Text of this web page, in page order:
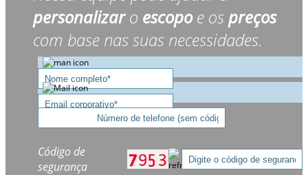
personalizaro escopoe ospreços
com base nas suas necessidades.
Código de
segurança